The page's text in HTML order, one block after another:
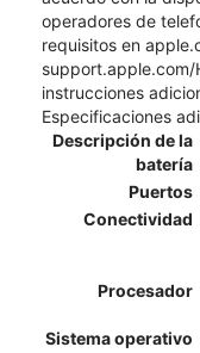
operadores de
requisitos en
instrucciones
Especificaciones
Descripción de la
batería
Puertos
Conectividad
Procesador
Sistema operativo